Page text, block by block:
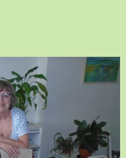
na
fotbal
do
ciziny